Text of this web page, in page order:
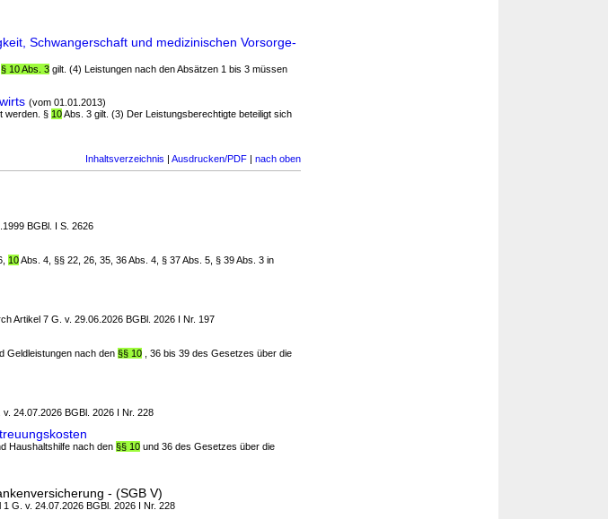
Schwangerschaft und medizinischen Vorsorge-
§ 10 Abs. 3 gilt. (4) Leistungen nach den Absätzen 1 bis 3 müssen
(vom 01.01.2013)
werden. § 10Abs. 3 gilt. (3) Der Leistungsberechtigte beteiligt sich
Inhaltsverzeichnis | Ausdrucken/PDF | nach oben
BGBl. I S. 2626
10Abs. 4, §§ 22, 26, 35, 36 Abs. 4, § 37 Abs. 5, § 39 Abs. 3 in
Artikel 7 G. v. 29.06.2026 BGBl. 2026 I Nr. 197
Geldleistungen nach den §§ 10 , 36 bis 39 des Gesetzes über die
24.07.2026 BGBl. 2026 I Nr. 228
Haushaltshilfe nach den §§ 10 und 36 des Gesetzes über die
- (SGB V)
G. v. 24.07.2026 BGBl. 2026 I Nr. 228